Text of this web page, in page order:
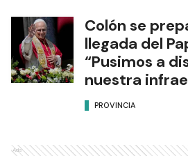
Colón se
llegada del
“Pusimos a
nuestra
PROVINCIA
Ads